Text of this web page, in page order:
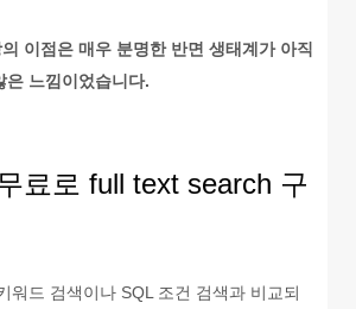
이점은 매우 분명한 반면 생태계가 아직
은 느낌이었습니다.
료로 full text search 구
워드 검색이나 SQL 조건 검색과 비교되